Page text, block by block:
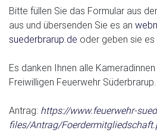
Bitte füllen Sie das Formular aus
aus und übersenden Sie es an
suederbrarup.de oder geben sie
Es danken Ihnen alle
Freiwilligen Feuerwehr Süderbrarup.
Antrag: https://www.feuerwehr-
files/Antrag/